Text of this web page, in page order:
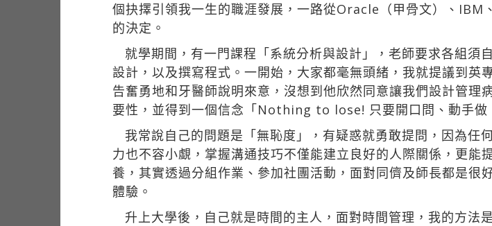
個抉擇引領我一生的職涯發展，一路從Oracle（甲骨文）、IBM
的決定。
就學期間，有一門課程「系統分析與設計」，老師要求各組須
設計，以及撰寫程式。一開始，大家都毫無頭緒，我就提議到英
告奮勇地和牙醫師說明來意，沒想到他欣然同意讓我們設計管
要性，並得到一個信念「Nothing to lose! 只要開口問、動手做
我常說自己的問題是「無恥度」，有疑惑就勇敢提問，因為任
力也不容小覷，掌握溝通技巧不僅能建立良好的人際關係，更
養，其實透過分組作業、參加社團活動，面對同儕及師長都是
體驗。
升上大學後，自己就是時間的主人，面對時間管理，我的方法